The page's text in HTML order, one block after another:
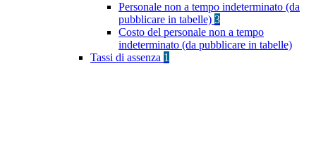
Personale non a tempo indeterminato (da
pubblicare in tabelle) 3
Costo del personale non a tempo
indeterminato (da pubblicare in tabelle)
Tassi di assenza 1